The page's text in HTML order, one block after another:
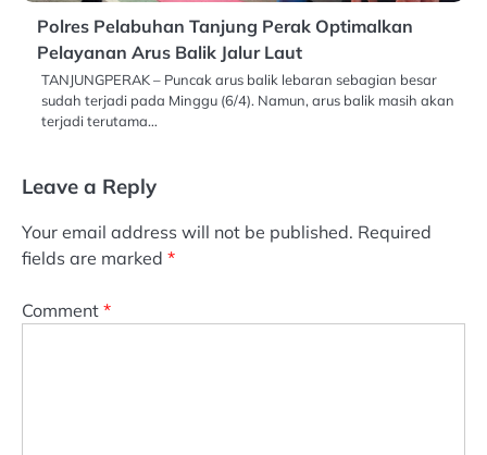
Polres Pelabuhan Tanjung Perak Optimalkan
Pelayanan Arus Balik Jalur Laut
TANJUNGPERAK – Puncak arus balik lebaran sebagian besar
sudah terjadi pada Minggu (6/4). Namun, arus balik masih akan
terjadi terutama…
Leave a Reply
Your email address will not be published. Required
fields are marked *
Comment *